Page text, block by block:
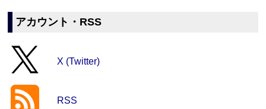
アカウント・RSS
X (Twitter)
RSS